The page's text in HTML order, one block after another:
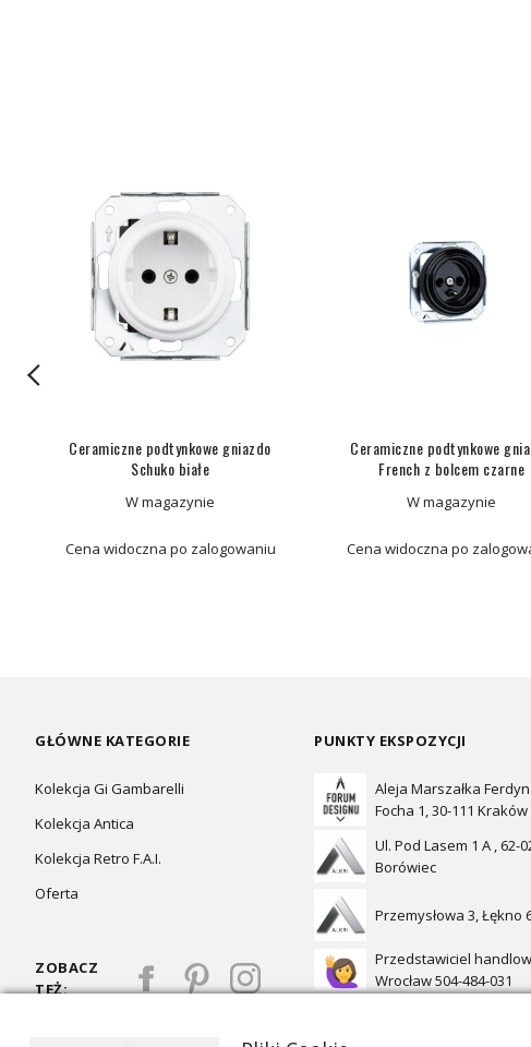
Ceramiczne podtynkowe gniazdo
Schuko białe
W magazynie
Cena widoczna po zalogowaniu
Ceramiczne podtynkowe
French z bolcem czarne
W magazynie
Cena widoczna po
GŁÓWNE KATEGORIE
Kolekcja Gi Gambarelli
Kolekcja Antica
Kolekcja Retro F.A.I.
Oferta
ZOBACZ
TEŻ:
PUNKTY EKSPOZYCJI
Aleja Marszałka
Focha 1, 30-111 Kraków
Ul. Pod Lasem 1 A , 62-
Borówiec
Przemysłowa 3, Łękno
Przedstawiciel
Wrocław 504-484-031